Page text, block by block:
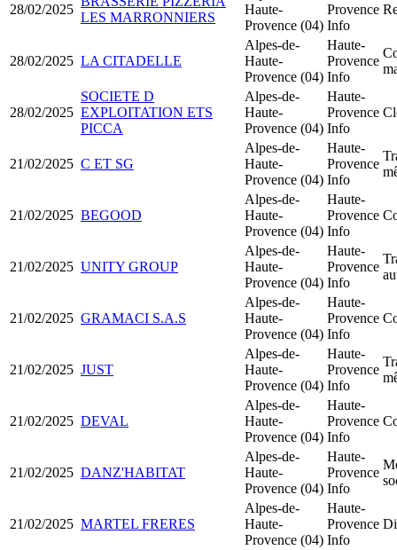
28/02/2025
LES MARRONNIERS
Haute-
Provence (04)
Provence
Info
28/02/2025 LA CITADELLE
Alpes-de-
Haute-
Provence (04)
Haute-
Provence
Info
28/02/2025
SOCIETE D
EXPLOITATION ETS
PICCA
Alpes-de-
Haute-
Provence (04)
Haute-
Provence
Info
21/02/2025 C ET SG
Alpes-de-
Haute-
Provence (04)
Haute-
Provence
Info
21/02/2025 BEGOOD
Alpes-de-
Haute-
Provence (04)
Haute-
Provence
Info
21/02/2025 UNITY GROUP
Alpes-de-
Haute-
Provence (04)
Haute-
Provence
Info
21/02/2025 GRAMACI S.A.S
Alpes-de-
Haute-
Provence (04)
Haute-
Provence
Info
21/02/2025 JUST
Alpes-de-
Haute-
Provence (04)
Haute-
Provence
Info
21/02/2025 DEVAL
Alpes-de-
Haute-
Provence (04)
Haute-
Provence
Info
21/02/2025 DANZ'HABITAT
Alpes-de-
Haute-
Provence (04)
Haute-
Provence
Info
21/02/2025 MARTEL FRERES
Alpes-de-
Haute-
Provence (04)
Haute-
Provence
Info